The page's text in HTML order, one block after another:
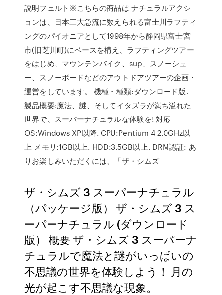
説明フェルト※こちらの商品は ナチュラルアクシ
ョンは、日本三大急流に数えられる富士川ラフティ
ングのパイオニアとして1998年から静岡県富士宮
市(旧芝川町)にベースを構え、ラフティングツアー
をはじめ、マウンテンバイク、sup、スノーシュ
ー、スノーボードなどのアウトドアツアーの企画・
運営をしています。 機種・種類:ダウンロード版.
製品概要:魔法、謎、そしてイタズラが満ち溢れた
世界で、スーパーナチュラルな体験を! 対応
OS:Windows XP以降. CPU:Pentium 4 2.0GHz以
上 メモリ:1GB以上. HDD:3.5GB以上. DRM認証: あ
りお楽しみいただくには、「ザ・シムズ
ザ・シムズ 3 スーパーナチュラル
（パッケージ版） ザ・シムズ 3 ス
ーパーナチュラル (ダウンロード
版） 概要 ザ・シムズ 3 スーパーナ
チュラルで魔法と謎がいっぱいの
不思議の世界を体験しよう！ 月の
光が起こす不思議な現象。